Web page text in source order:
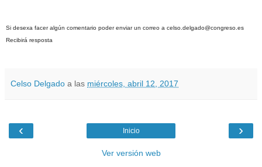
Si desexa facer algún comentario poder enviar un correo a celso.delgado@congreso.es
Recibirá resposta
Celso Delgado a las miércoles, abril 12, 2017
‹ ›
Inicio
Ver versión web